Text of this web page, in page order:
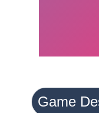
Game